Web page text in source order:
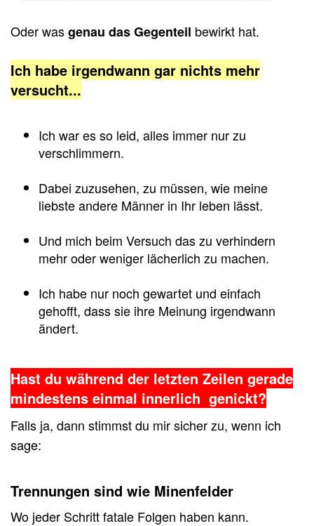
Oder wasgenau das Gegenteil bewirkt hat.
Ich habe irgendwann gar nichts mehr
versucht...
Ich war es so leid, alles immer nur zu
verschlimmern.
Dabei zuzusehen, zu müssen, wie meine
liebste andere Männer in Ihr leben lässt.
Und mich beim Versuch das zu verhindern
mehr oder weniger lächerlich zu machen.
Ich habe nur noch gewartet und einfach
gehofft, dass sie ihre Meinung irgendwann
ändert.
Hast du während der letzten Zeilen gerade
mindestens einmal innerlich genickt?
Falls ja, dann stimmst du mir sicher zu, wenn ich
sage:
Trennungen sind wie Minenfelder
Wo jeder Schritt fatale Folgen haben kann.